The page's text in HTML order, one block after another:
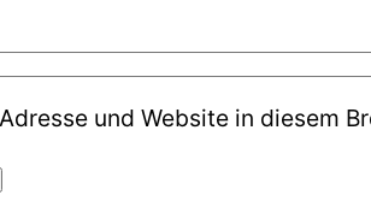
und Website in diesem